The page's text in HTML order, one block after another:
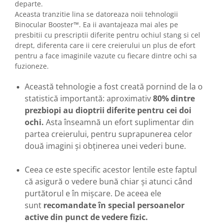
departe.
Aceasta tranzitie lina se datoreaza noii tehnologii
Binocular Booster™. Ea ii avantajeaza mai ales pe
presbitii cu prescriptii diferite pentru ochiul stang si cel
drept, diferenta care ii cere creierului un plus de efort
pentru a face imaginile vazute cu fiecare dintre ochi sa
fuzioneze.
Această tehnologie a fost creată pornind de la o
statistică importantă: aproximativ80% dintre
prezbiopi au dioptrii diferite pentru cei doi
ochi. Asta înseamnă un efort suplimentar din
partea creierului, pentru suprapunerea celor
două imagini și obținerea unei vederi bune.
Ceea ce este specific acestor lentile este faptul
că asigură o vedere bună chiar și atunci când
purtătorul e în mișcare. De aceea ele
sunt recomandate în special persoanelor
active din punct de vedere fizic.